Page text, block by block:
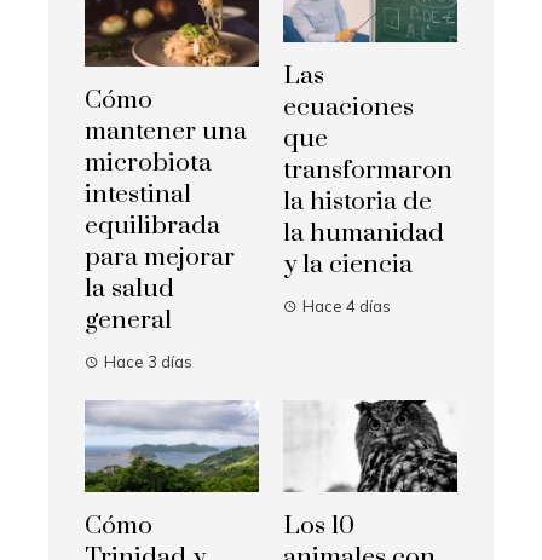
Cómo
mantener una
microbiota
intestinal
equilibrada
para mejorar
la salud
general
Hace 3 días
Las
ecuaciones
que
transformaron
la historia de
la humanidad
y la ciencia
Hace 4 días
Cómo
Los 10